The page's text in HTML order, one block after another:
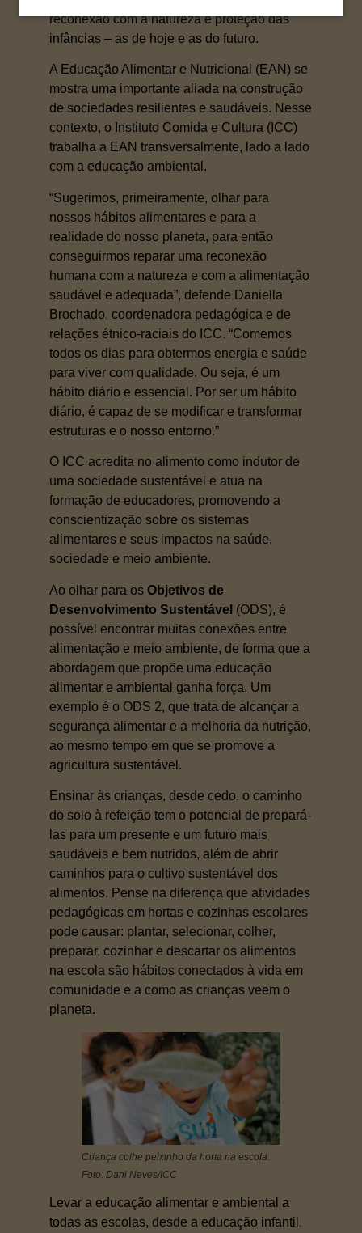
reconexão com a natureza e proteção das
infâncias – as de hoje e as do futuro.
A Educação Alimentar e Nutricional (EAN) se
mostra uma importante aliada na construção
de sociedades resilientes e saudáveis. Nesse
contexto, o Instituto Comida e Cultura (ICC)
trabalha a EAN transversalmente, lado a lado
com a educação ambiental.
“Sugerimos, primeiramente, olhar para
nossos hábitos alimentares e para a
realidade do nosso planeta, para então
conseguirmos reparar uma reconexão
humana com a natureza e com a alimentação
saudável e adequada”, defende Daniella
Brochado, coordenadora pedagógica e de
relações étnico-raciais do ICC. “Comemos
todos os dias para obtermos energia e saúde
para viver com qualidade. Ou seja, é um
hábito diário e essencial. Por ser um hábito
diário, é capaz de se modificar e transformar
estruturas e o nosso entorno.”
O ICC acredita no alimento como indutor de
uma sociedade sustentável e atua na
formação de educadores, promovendo a
conscientização sobre os sistemas
alimentares e seus impactos na saúde,
sociedade e meio ambiente.
Ao olhar para os Objetivos de
Desenvolvimento Sustentável (ODS), é
possível encontrar muitas conexões entre
alimentação e meio ambiente, de forma que a
abordagem que propõe uma educação
alimentar e ambiental ganha força. Um
exemplo é o ODS 2, que trata de alcançar a
segurança alimentar e a melhoria da nutrição,
ao mesmo tempo em que se promove a
agricultura sustentável.
Ensinar às crianças, desde cedo, o caminho
do solo à refeição tem o potencial de prepará-
las para um presente e um futuro mais
saudáveis e bem nutridos, além de abrir
caminhos para o cultivo sustentável dos
alimentos. Pense na diferença que atividades
pedagógicas em hortas e cozinhas escolares
pode causar: plantar, selecionar, colher,
preparar, cozinhar e descartar os alimentos
na escola são hábitos conectados à vida em
comunidade e a como as crianças veem o
planeta.
Criança colhe peixinho da horta na escola.
Foto: Dani Neves/ICC
Levar a educação alimentar e ambiental a
todas as escolas, desde a educação infantil,